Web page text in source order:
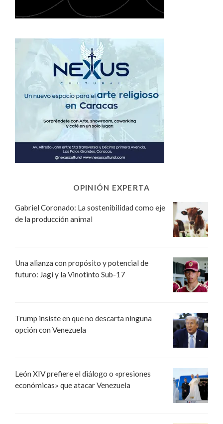
OPINIÓN EXPERTA
Gabriel Coronado: La sostenibilidad como eje
de la producción animal
Una alianza con propósito y potencial de
futuro: Jagi y la Vinotinto Sub-17
Trump insiste en que no descarta ninguna
opción con Venezuela
León XIV prefiere el diálogo o «presiones
económicas» que atacar Venezuela